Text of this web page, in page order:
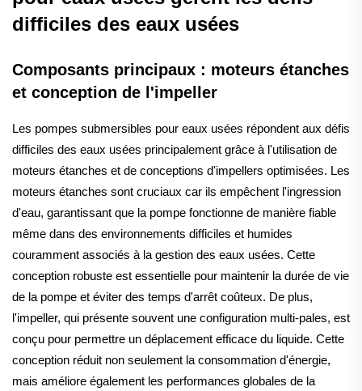
difficiles des eaux usées
Composants principaux : moteurs étanches
et conception de l'impeller
Les pompes submersibles pour eaux usées répondent aux défis
difficiles des eaux usées principalement grâce à l'utilisation de
moteurs étanches et de conceptions d'impellers optimisées. Les
moteurs étanches sont cruciaux car ils empêchent l'ingression
d'eau, garantissant que la pompe fonctionne de manière fiable
même dans des environnements difficiles et humides
couramment associés à la gestion des eaux usées. Cette
conception robuste est essentielle pour maintenir la durée de vie
de la pompe et éviter des temps d'arrêt coûteux. De plus,
l'impeller, qui présente souvent une configuration multi-pales, est
conçu pour permettre un déplacement efficace du liquide. Cette
conception réduit non seulement la consommation d'énergie,
mais améliore également les performances globales de la